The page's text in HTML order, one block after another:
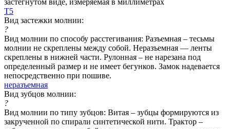
Т5
Вид застежки молнии:
?
Вид молнии по способу расстегивания: Разъемная – тесьмы
молнии не скреплены между собой. Неразъемная — ленты
скреплены в нижней части. Рулонная – не нарезана под
определенный размер и не имеет бегунков. Замок надевается
непосредственно при пошиве.
неразъемная
Вид зубцов молнии:
?
Вид молнии по типу зубцов: Витая – зубцы формируются из
закрученной по спирали синтетической нити. Трактор –